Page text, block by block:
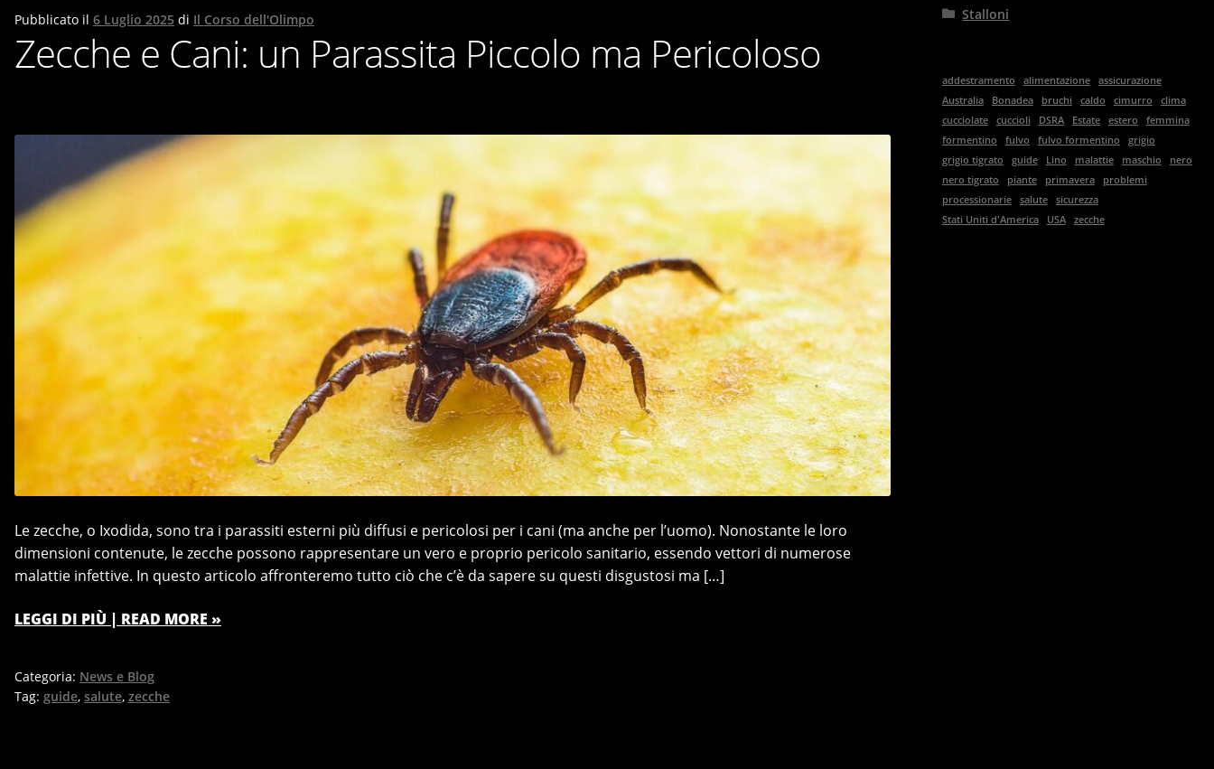
Pubblicato il 6 Luglio 2025 di Il Corso dell'Olimpo
Zecche e Cani: un Parassita Piccolo ma Pericoloso
Le zecche, o Ixodida, sono tra i parassiti esterni più diffusi e pericolosi per i cani (ma anche per l’uomo). Nonostante le loro
dimensioni contenute, le zecche possono rappresentare un vero e proprio pericolo sanitario, essendo vettori di numerose
malattie infettive. In questo articolo affronteremo tutto ciò che c’è da sapere su questi disgustosi ma […]
LEGGI DI PIÙ | READ MORE »
Categoria: News e Blog
Tag: guide, salute, zecche
Stalloni
addestramento alimentazione
assicurazione
Australia
Bonadea bruchi caldo cimurro
clima
cucciolate
cuccioli DSRA Estate estero
femmina
formentino
fulvo fulvo formentino
grigio
grigio tigrato
guide Lino malattie maschio
nero
nero tigrato
piante primavera
problemi
processionarie
salute
sicurezza
Stati Uniti d'America
USA zecche